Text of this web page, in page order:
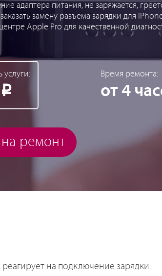
адаптера питания, не заряжается,
замену разъема зарядки для
Apple Pro для качественной
услуги:
Р
Время ремонта:
от 4
ремонт
на подключение зарядки.